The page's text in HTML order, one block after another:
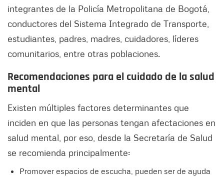
integrantes de la Policía Metropolitana de Bogotá,
conductores del Sistema Integrado de Transporte,
estudiantes, padres, madres, cuidadores, líderes
comunitarios, entre otras poblaciones.
Recomendaciones para el cuidado de la salud
mental
Existen múltiples factores determinantes que
inciden en que las personas tengan afectaciones en
salud mental, por eso, desde la Secretaría de Salud
se recomienda principalmente:
Promover espacios de escucha, pueden ser de ayuda